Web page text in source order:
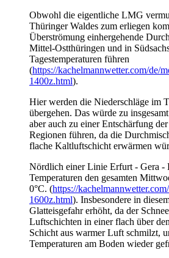
Obwohl die eigentliche LMG
Thüringer Waldes zum erliegen
Überströmung einhergehende
Mittel-Ostthüringen und in
Tagestemperaturen führen
(https://kachelmannwetter.com/de/
1400z.html).
Hier werden die Niederschläge im
übergehen. Das würde zu
aber auch zu einer Entschärfung
Regionen führen, da die
flache Kaltluftschicht erwärmen
Nördlich einer Linie Erfurt - Gera -
Temperaturen den gesamten
0°C. (https://
1600z.html). Insbesondere in
Glatteisgefahr erhöht, da der
Luftschichten in einer flach über
Schicht aus warmer Luft schmilzt,
Temperaturen am Boden wieder